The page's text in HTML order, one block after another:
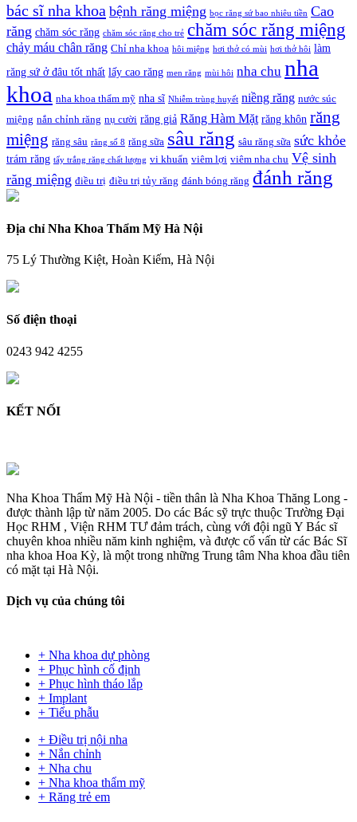
bác sĩ nha khoa bệnh răng miệng bọc răng sứ bao nhiêu tiền Cao
răng chăm sóc răng chăm sóc răng cho trẻ chăm sóc răng miệng
chảy máu chân răng Chỉ nha khoa hôi miệng hơi thở có mùi hơi thở hôi làm
răng sứ ở đâu tốt nhất lấy cao răng men răng mùi hôi nha chu nha
khoa nha khoa thẩm mỹ nha sĩ Nhiễm trùng huyết niềng răng nước súc
miệng nắn chỉnh răng nụ cười răng giả Răng Hàm Mặt răng khôn răng
miệng răng sâu răng số 8 răng sữa sâu răng sâu răng sữa sức khỏe
trám răng tẩy trắng răng chất lượng vi khuẩn viêm lợi viêm nha chu Vệ sinh
răng miệng điều trị điều trị tủy răng đánh bóng răng đánh răng
Địa chỉ Nha Khoa Thẩm Mỹ Hà Nội
75 Lý Thường Kiệt, Hoàn Kiếm, Hà Nội
Số điện thoại
0243 942 4255
KẾT NỐI
Nha Khoa Thẩm Mỹ Hà Nội - tiền thân là Nha Khoa Thăng Long -
được thành lập từ năm 2005. Do các Bác sỹ trực thuộc Trường Đại
Học RHM , Viện RHM TƯ đảm trách, cùng với đội ngũ Y Bác sĩ
chuyên khoa nhiều năm kinh nghiệm, và được cố vấn từ các Bác Sĩ
nha khoa Hoa Kỳ, là một trong những Trung tâm Nha khoa đầu tiên
có mặt tại Hà Nội.
Dịch vụ của chúng tôi
+ Nha khoa dự phòng
+ Phục hình cố định
+ Phục hình tháo lắp
+ Implant
+ Tiểu phẫu
+ Điều trị nội nha
+ Nắn chỉnh
+ Nha chu
+ Nha khoa thẩm mỹ
+ Răng trẻ em